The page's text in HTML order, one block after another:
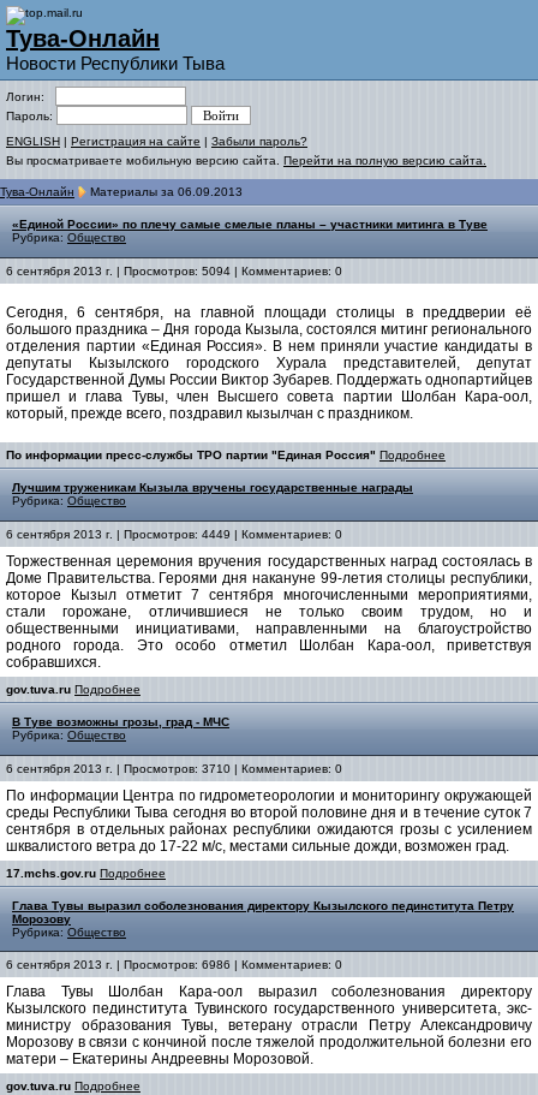
Тува-Онлайн
Новости Республики Тыва
Логин:
Пароль:
ENGLISH | Регистрация на сайте | Забыли пароль?
Вы просматриваете мобильную версию сайта. Перейти на полную версию сайта.
Тува-Онлайн Материалы за 06.09.2013
«Единой России» по плечу самые смелые планы – участники митинга в Туве
Рубрика: Общество
6 сентября 2013 г. | Просмотров: 5094 | Комментариев: 0
Сегодня, 6 сентября, на главной площади столицы в преддверии её
большого праздника – Дня города Кызыла, состоялся митинг регионального
отделения партии «Единая Россия». В нем приняли участие кандидаты в
депутаты Кызылского городского Хурала представителей, депутат
Государственной Думы России Виктор Зубарев. Поддержать однопартийцев
пришел и глава Тувы, член Высшего совета партии Шолбан Кара-оол,
который, прежде всего, поздравил кызылчан с праздником.
По информации пресс-службы ТРО партии "Единая Россия" Подробнее
Лучшим труженикам Кызыла вручены государственные награды
Рубрика: Общество
6 сентября 2013 г. | Просмотров: 4449 | Комментариев: 0
Торжественная церемония вручения государственных наград состоялась в
Доме Правительства. Героями дня накануне 99-летия столицы республики,
которое Кызыл отметит 7 сентября многочисленными мероприятиями,
стали горожане, отличившиеся не только своим трудом, но и
общественными инициативами, направленными на благоустройство
родного города. Это особо отметил Шолбан Кара-оол, приветствуя
собравшихся.
gov.tuva.ru Подробнее
В Туве возможны грозы, град - МЧС
Рубрика: Общество
6 сентября 2013 г. | Просмотров: 3710 | Комментариев: 0
По информации Центра по гидрометеорологии и мониторингу окружающей
среды Республики Тыва сегодня во второй половине дня и в течение суток 7
сентября в отдельных районах республики ожидаются грозы с усилением
шквалистого ветра до 17-22 м/с, местами сильные дожди, возможен град.
17.mchs.gov.ru Подробнее
Глава Тувы выразил соболезнования директору Кызылского пединститута Петру
Морозову
Рубрика: Общество
6 сентября 2013 г. | Просмотров: 6986 | Комментариев: 0
Глава Тувы Шолбан Кара-оол выразил соболезнования директору
Кызылского пединститута Тувинского государственного университета, экс-
министру образования Тувы, ветерану отрасли Петру Александровичу
Морозову в связи с кончиной после тяжелой продолжительной болезни его
матери – Екатерины Андреевны Морозовой.
gov.tuva.ru Подробнее